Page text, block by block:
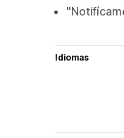
Idiomas